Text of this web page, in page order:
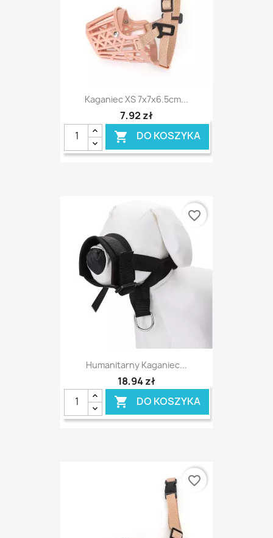
Kaganiec XS 7x7x6.5cm...
7,92 zł
 DO KOSZYKA
Humanitarny Kaganiec...
18,94 zł
 DO KOSZYKA
favorite_border
favorite_border